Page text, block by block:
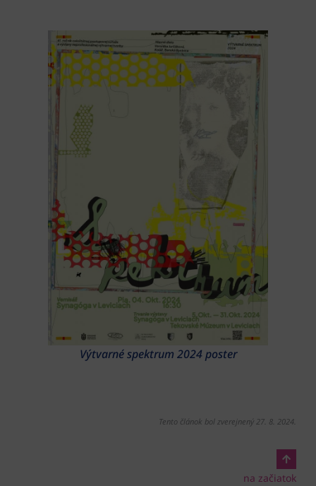
Výtvarné spektrum 2024 poster
Tento článok bol zverejnený 27. 8. 2024.
na začiatok